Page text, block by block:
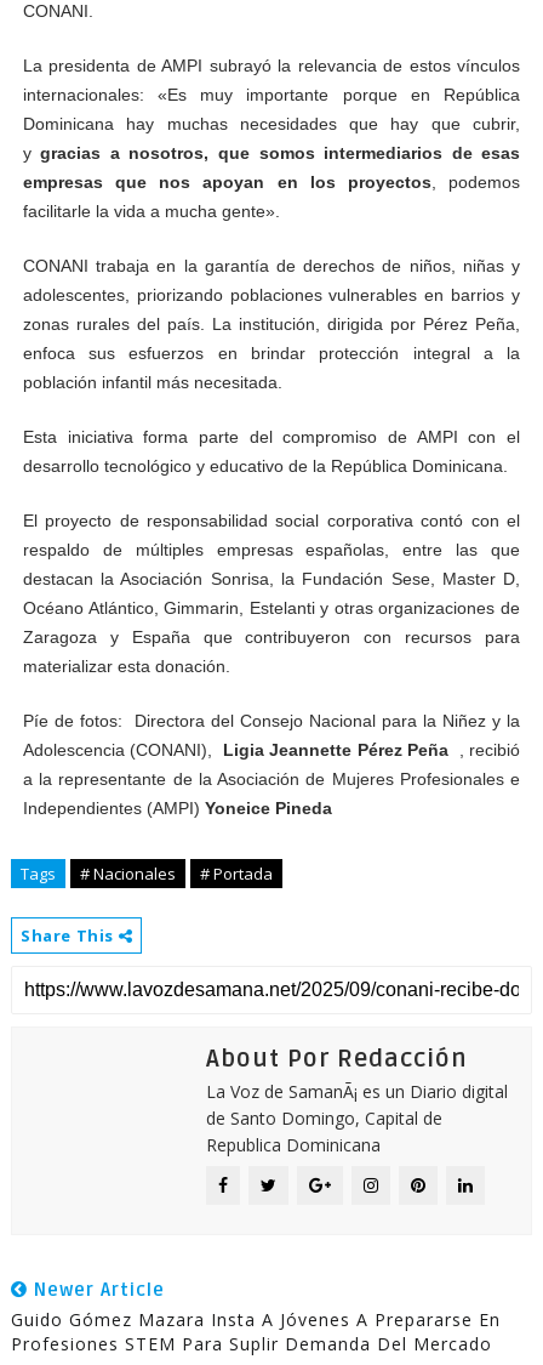
CONANI.
La presidenta de AMPI subrayó la relevancia de estos vínculos
internacionales: «Es muy importante porque en República
Dominicana hay muchas necesidades que hay que cubrir,
ygracias a nosotros, que somos intermediarios de esas
empresas que nos apoyan en los proyectos , podemos
facilitarle la vida a mucha gente».
CONANI trabaja en la garantía de derechos de niños, niñas y
adolescentes, priorizando poblaciones vulnerables en barrios y
zonas rurales del país. La institución, dirigida por Pérez Peña,
enfoca sus esfuerzos en brindar protección integral a la
población infantil más necesitada.
Esta iniciativa forma parte del compromiso de AMPI con el
desarrollo tecnológico y educativo de la República Dominicana.
El proyecto de responsabilidad social corporativa contó con el
respaldo de múltiples empresas españolas, entre las que
destacan la Asociación Sonrisa, la Fundación Sese, Master D,
Océano Atlántico, Gimmarin, Estelanti y otras organizaciones de
Zaragoza y España que contribuyeron con recursos para
materializar esta donación.
Píe de fotos: Directora del Consejo Nacional para la Niñez y la
Adolescencia (CONANI), Ligia Jeannette Pérez Peña , recibió
a la representante de la Asociación de Mujeres Profesionales e
Independientes (AMPI) Yoneice Pineda
Tags # Nacionales # Portada
Share This
About Por Redacción
La Voz de SamanÃ¡ es un Diario digital
de Santo Domingo, Capital de
Republica Dominicana
Newer Article
Guido Gómez Mazara Insta A Jóvenes A Prepararse En
Profesiones STEM Para Suplir Demanda Del Mercado